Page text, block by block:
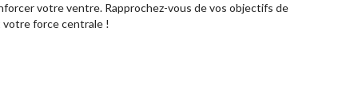
votre ventre. Rapprochez-vous de vos objectifs de
force centrale !